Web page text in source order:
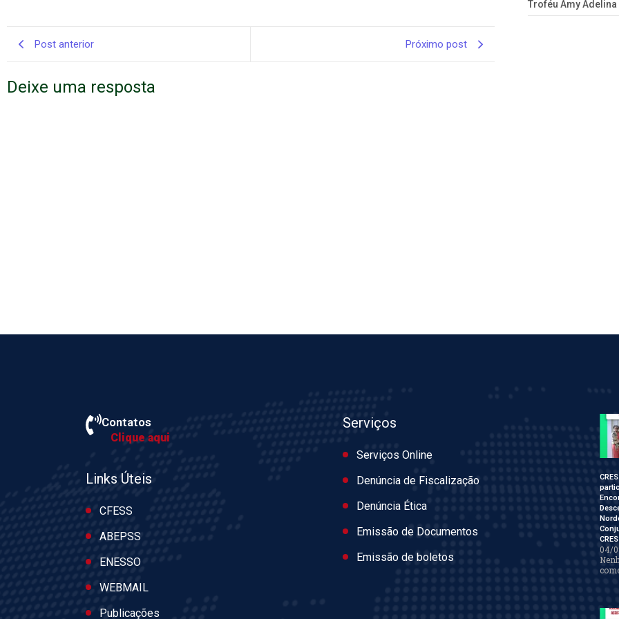
Troféu Amy Adelina
Post anterior Próximo post
Deixe uma resposta
Contatos
Clique aqui
Links Úteis
CFESS
ABEPSS
ENESSO
WEBMAIL
Publicações
Serviços
Serviços Online
Denúncia de Fiscalização
Denúncia Ética
Emissão de Documentos
Emissão de boletos
04/